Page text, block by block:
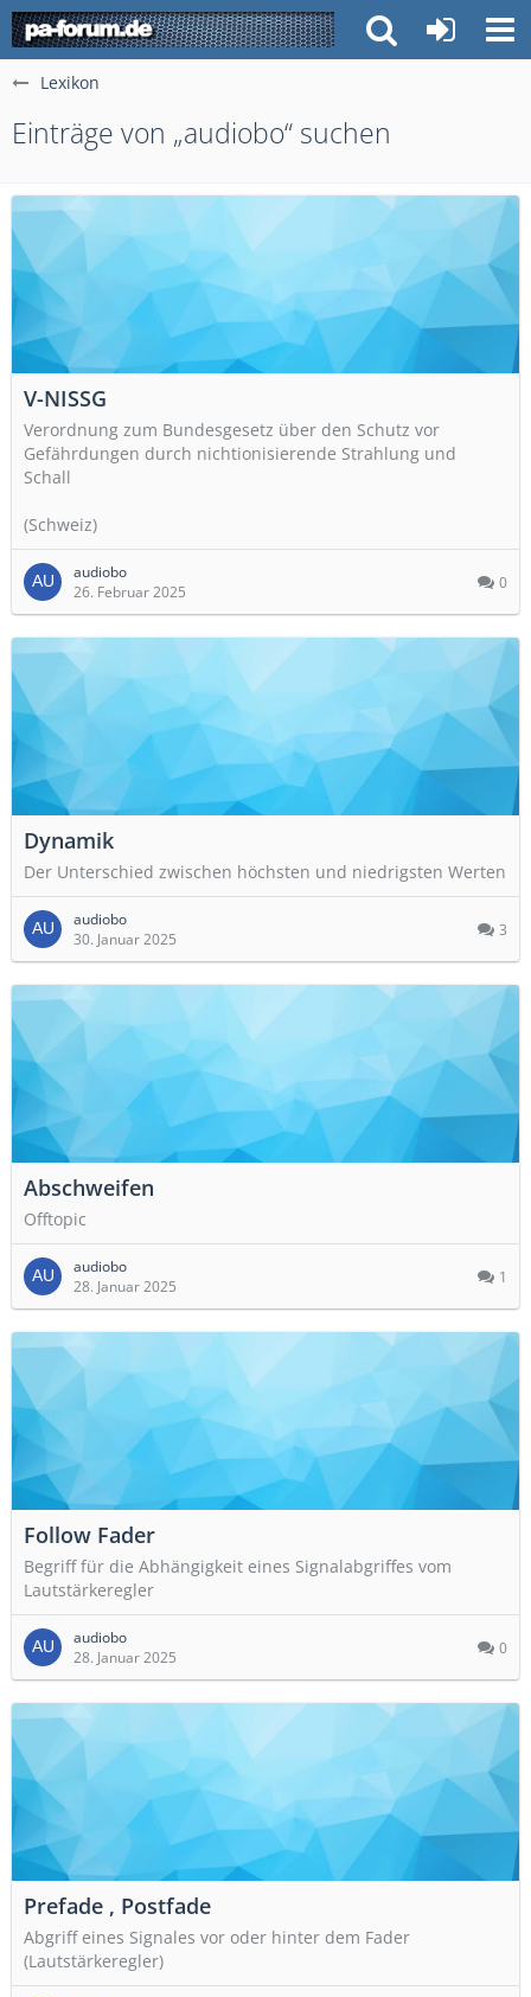
Lexikon
Einträge von „audiobo“ suchen
V-NISSG
Verordnung zum Bundesgesetz über den Schutz vor
Gefährdungen durch nichtionisierende Strahlung und
Schall
(Schweiz)
audiobo
26. Februar 2025
0
Dynamik
Der Unterschied zwischen höchsten und niedrigsten Werten
audiobo
30. Januar 2025
3
Abschweifen
Offtopic
audiobo
28. Januar 2025
1
Follow Fader
Begriff für die Abhängigkeit eines Signalabgriffes vom
Lautstärkeregler
audiobo
28. Januar 2025
0
Prefade , Postfade
Abgriff eines Signales vor oder hinter dem Fader
(Lautstärkeregler)